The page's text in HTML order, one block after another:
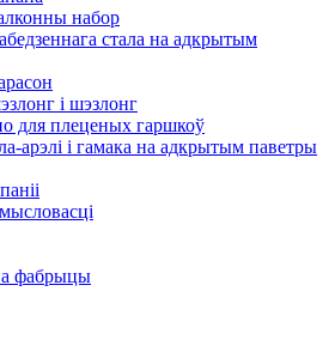
набор
стала на адкрытым
і шэзлонг
для плеценых гаршкоў
арэлі і гамака на адкрытым паветры
фабрыцы